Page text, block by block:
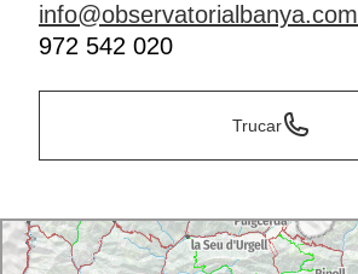
info@observatorialbanya.com
972 542 020
Trucar